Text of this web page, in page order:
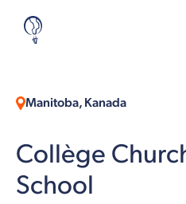
Manitoba, Kanada
Collège
School